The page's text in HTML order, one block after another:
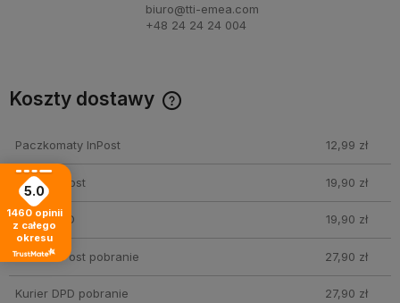
biuro@tti-emea.com
+48 24 24 24 004
Koszty dostawy
Paczkomaty InPost 12,99 zł
Kurier InPost 19,90 zł
Kurier DPD 19,90 zł
Kurier InPost pobranie 27,90 zł
Kurier DPD pobranie 27,90 zł
5.0
1460 opinii
z całego
okresu